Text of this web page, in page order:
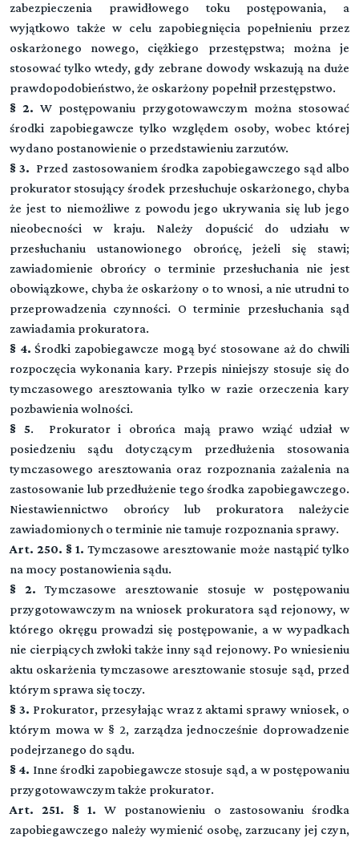
zabezpieczenia prawidłowego toku postępowania, a
wyjątkowo także w celu zapobiegnięcia popełnieniu przez
oskarżonego nowego, ciężkiego przestępstwa; można je
stosować tylko wtedy, gdy zebrane dowody wskazują na duże
prawdopodobieństwo, że oskarżony popełnił przestępstwo.
§ 2. W postępowaniu przygotowawczym można stosować
środki zapobiegawcze tylko względem osoby, wobec której
wydano postanowienie o przedstawieniu zarzutów.
§ 3. Przed zastosowaniem środka zapobiegawczego sąd albo
prokurator stosujący środek przesłuchuje oskarżonego, chyba
że jest to niemożliwe z powodu jego ukrywania się lub jego
nieobecności w kraju. Należy dopuścić do udziału w
przesłuchaniu ustanowionego obrońcę, jeżeli się stawi;
zawiadomienie obrońcy o terminie przesłuchania nie jest
obowiązkowe, chyba że oskarżony o to wnosi, a nie utrudni to
przeprowadzenia czynności. O terminie przesłuchania sąd
zawiadamia prokuratora.
§ 4. Środki zapobiegawcze mogą być stosowane aż do chwili
rozpoczęcia wykonania kary. Przepis niniejszy stosuje się do
tymczasowego aresztowania tylko w razie orzeczenia kary
pozbawienia wolności.
§ 5. Prokurator i obrońca mają prawo wziąć udział w
posiedzeniu sądu dotyczącym przedłużenia stosowania
tymczasowego aresztowania oraz rozpoznania zażalenia na
zastosowanie lub przedłużenie tego środka zapobiegawczego.
Niestawiennictwo obrońcy lub prokuratora należycie
zawiadomionych o terminie nie tamuje rozpoznania sprawy.
Art. 250. § 1. Tymczasowe aresztowanie może nastąpić tylko
na mocy postanowienia sądu.
§ 2. Tymczasowe aresztowanie stosuje w postępowaniu
przygotowawczym na wniosek prokuratora sąd rejonowy, w
którego okręgu prowadzi się postępowanie, a w wypadkach
nie cierpiących zwłoki także inny sąd rejonowy. Po wniesieniu
aktu oskarżenia tymczasowe aresztowanie stosuje sąd, przed
którym sprawa się toczy.
§ 3. Prokurator, przesyłając wraz z aktami sprawy wniosek, o
którym mowa w § 2, zarządza jednocześnie doprowadzenie
podejrzanego do sądu.
§ 4. Inne środki zapobiegawcze stosuje sąd, a w postępowaniu
przygotowawczym także prokurator.
Art. 251. § 1. W postanowieniu o zastosowaniu środka
zapobiegawczego należy wymienić osobę, zarzucany jej czyn,